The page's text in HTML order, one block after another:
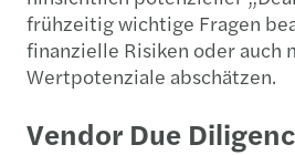
frühzeitig wichtige Fragen
finanzielle Risiken oder auch
Wertpotenziale abschätzen.
Vendor Due